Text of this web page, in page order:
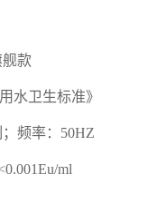
舰款
水卫生标准》
频率：50HZ
ml